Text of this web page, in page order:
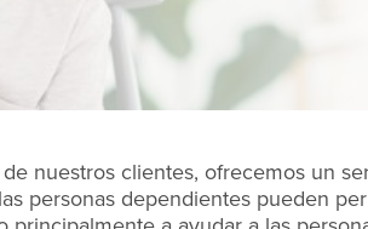
nuestros clientes, ofrecemos un
personas dependientes pueden